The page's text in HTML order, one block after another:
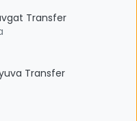
Transfer
Transfer